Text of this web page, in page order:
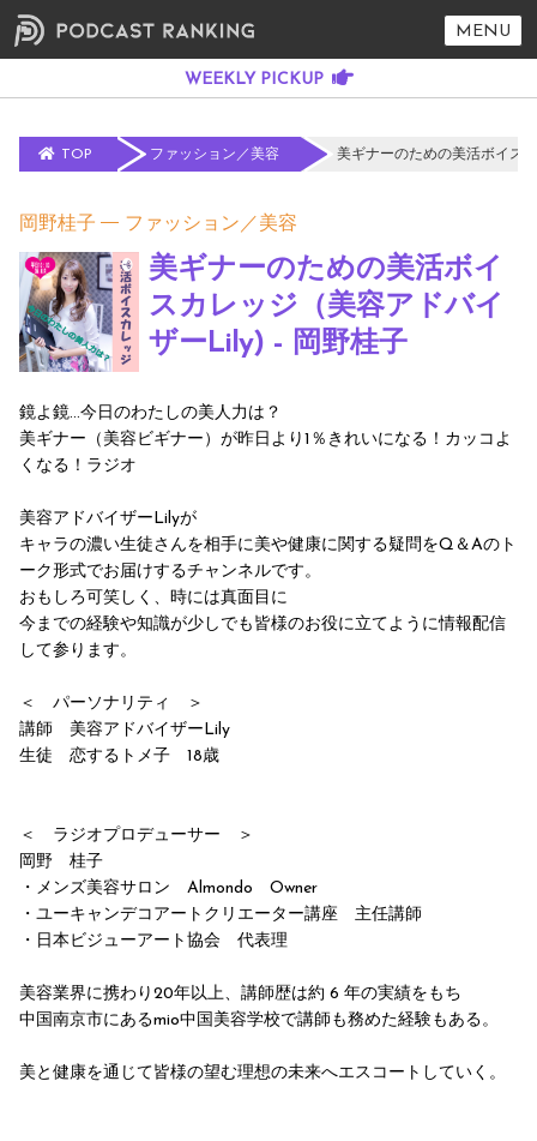
MENU
TOP ファッション／美容 美ギナーのための美活ボイス
岡野桂子 ファッション／美容
美ギナーのための美活ボイ
スカレッジ（美容アドバイ
ザーLily) - 岡野桂子
鏡よ鏡…今日のわたしの美人力は？
美ギナー（美容ビギナー）が昨日より1％きれいになる！カッコよ
くなる！ラジオ
美容アドバイザーLilyが
キャラの濃い生徒さんを相手に美や健康に関する疑問をQ＆Aのト
ーク形式でお届けするチャンネルです。
おもしろ可笑しく、時には真面目に
今までの経験や知識が少しでも皆様のお役に立てように情報配信
して参ります。
＜ パーソナリティ ＞
講師 美容アドバイザーLily
生徒 恋するトメ子 18歳
＜ ラジオプロデューサー ＞
岡野 桂子
・メンズ美容サロン Almondo Owner
・ユーキャンデコアートクリエーター講座 主任講師
・日本ビジューアート協会 代表理
美容業界に携わり20年以上、講師歴は約 6 年の実績をもち
中国南京市にあるmio中国美容学校で講師も務めた経験もある。
美と健康を通じて皆様の望む理想の未来へエスコートしていく。